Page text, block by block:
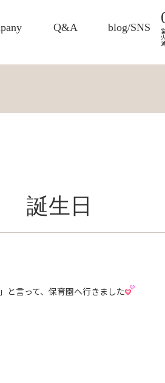
Q&A blog/SNS
誕生日
と言って、保育園へ行きました